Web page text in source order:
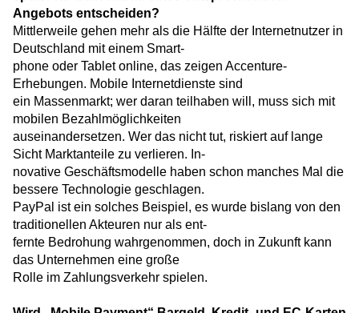
Angebots entscheiden?
Mittlerweile gehen mehr als die Hälfte der In­ternetnutzer in
Deutschland mit einem Smart-
phone oder Tablet online, das zeigen Accenture-
Erhebungen. Mobile Internetdienste sind
ein Massenmarkt; wer daran teilhaben will, muss sich mit
mobilen Bezahlmöglichkeiten
auseinandersetzen. Wer das nicht tut, riskiert auf lange
Sicht Marktanteile zu verlieren. In-
novative Geschäftsmodelle haben schon manches Mal die
bessere Technologie geschlagen.
PayPal ist ein solches Beispiel, es wurde bislang von den
traditionellen Akteuren nur als ent-
fernte Bedrohung wahrgenommen, doch in Zukunft kann
das Unternehmen eine große
Rolle im Zahlungsverkehr spielen.